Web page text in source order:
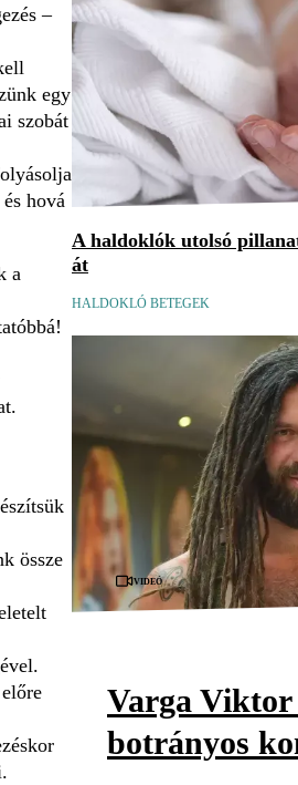
–
egy
szobát
hová
a
össze
A haldoklók utolsó
át
HALDOKLÓ BETEGEK
Videó
Varga Viktor
botrányos